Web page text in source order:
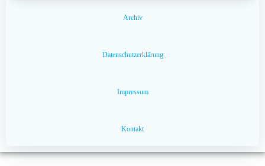
Archiv
Datenschutzerklärung
Impressum
Kontakt